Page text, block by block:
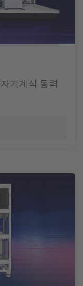
기계식 동력